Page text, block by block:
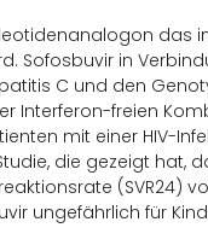
das
Sofosbuvir in
C und den
Interferon-freien
mit einer HIV-
die gezeigt hat,
(SVR24)
ungefährlich für